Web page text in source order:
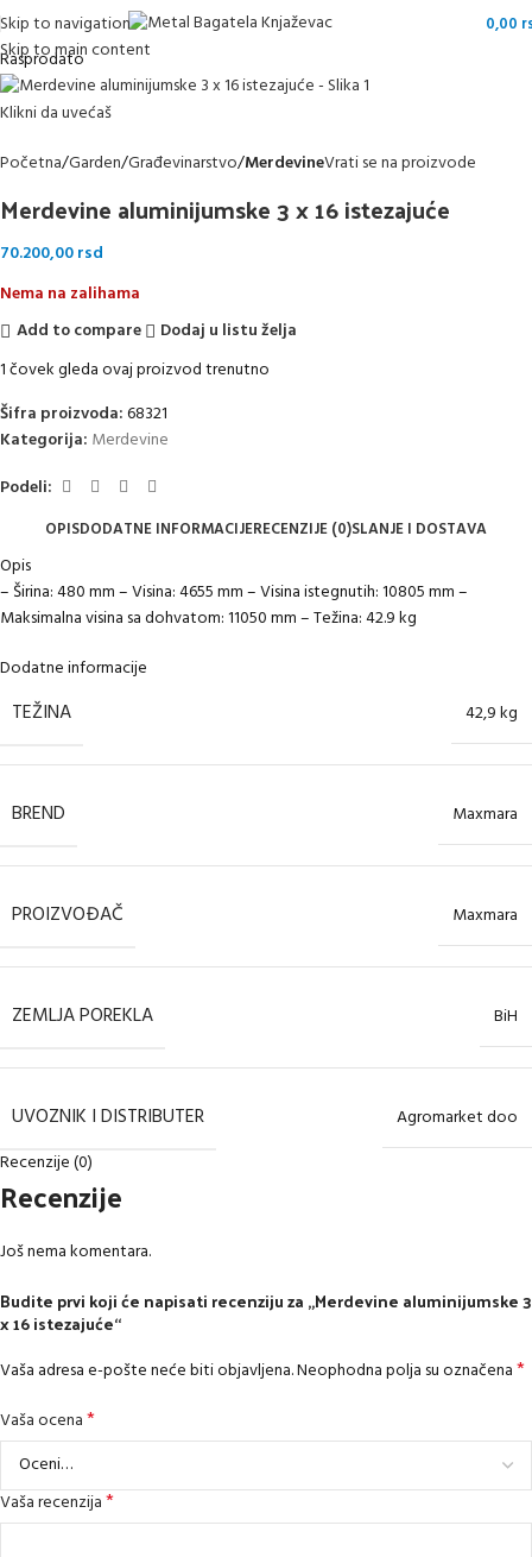
Skip to navigation
Skip to main content
0,00
Rasprodato
Klikni da uvećaš
Početna Garden Građevinarstvo MerdevineVrati se na proizvode
Merdevine aluminijumske 3 x 16 istezajuće
70.200,00rsd
Nema na zalihama
Add to compare
Dodaj u listu želja
1čovek gleda ovaj proizvod trenutno
Šifra proizvoda:68321
Kategorija: Merdevine
Podeli:
OPISDODATNE INFORMACIJERECENZIJE (0)SLANJE I DOSTAVA
Opis
– Širina: 480 mm – Visina: 4655 mm – Visina istegnutih: 10805 mm –
Maksimalna visina sa dohvatom: 11050 mm – Težina: 42.9 kg
Dodatne informacije
TEŽINA 42,9 kg
BREND Maxmara
PROIZVOĐAČ Maxmara
ZEMLJA POREKLA BiH
UVOZNIK I DISTRIBUTER
Agromarket doo
Recenzije (0)
Recenzije
Još nema komentara.
Budite prvi koji će napisati recenziju za „Merdevine aluminijumske 3
x 16 istezajuće“
Vaša adresa e-pošte neće biti objavljena.Neophodna polja su označena*
Vaša ocena*
Vaša recenzija*